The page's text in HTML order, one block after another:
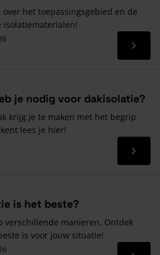
het toepassingsgebied en de
isolatiematerialen!
Lees
je nodig voor dakisolatie?
krijg je te maken met het begrip
lees je hier!
Lees
is het beste?
verschillende manieren. Ontdek
is voor jouw situatie!